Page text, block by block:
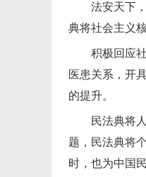
法安天下
典将社会主义
积极回应
医患关系，开
的提升。
民法典将
题，民法典将
时，也为中国